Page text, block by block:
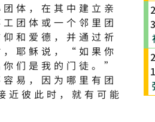
体，在其中建立亲
团体或一个邻里团
和爱德，并通过祈
，耶稣说，“如果你
们是我的门徒。”
易，因为哪里有团
近彼此时，就有可能